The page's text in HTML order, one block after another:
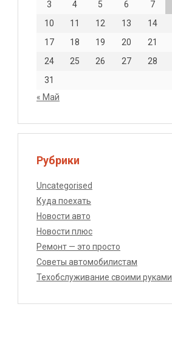
3
4 5 6 7
10
11 12 13 14
17
18 19 20 21
24
25 26 27 28
31
« Май
Рубрики
Uncategorised
Куда поехать
Новости авто
Новости плюс
Ремонт — это просто
Советы автомобилистам
Техобслуживание своими руками